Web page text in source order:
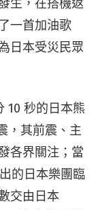
生，在搭機返
一首加油歌
日本受災民眾
10 秒的日本熊
，其前震、主
各界關注；當
的日本樂團臨
交由日本